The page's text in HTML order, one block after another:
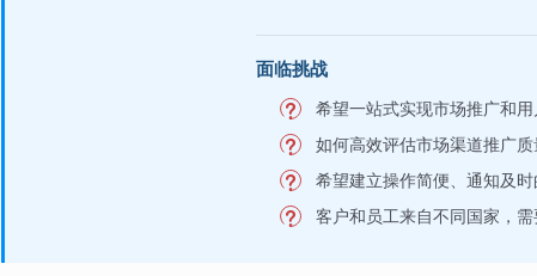
面临挑战
希望一站式实现市场推广和
如何高效评估市场渠道推广质
希望建立操作简便、通知及
客户和员工来自不同国家，